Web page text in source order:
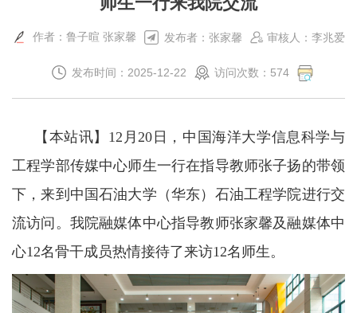
作者：鲁子暄 张家馨 发布者：张家馨 审核人：李兆爱
发布时间：2025-12-22 访问次数： 574
【本站讯】 1 2 月 20 日，中国海洋大学信息科学与
工程学部传媒中心师生一行在指导教师张子扬的带领
下，来到中国石油大学（华东）石油工程学院进行交
流访问。我院融媒体中心指导教师张家馨及融媒体中
心12名骨干成员热情接待了来访12名师生。